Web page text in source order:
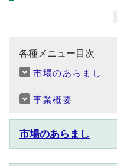
各種メニュー目次
市場のあらまし
事業概要
市場のあらまし